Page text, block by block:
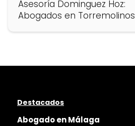
Asesoría Dominguez Hoz:
Abogados en Torremolinos
Destacados
Abogado en Málaga